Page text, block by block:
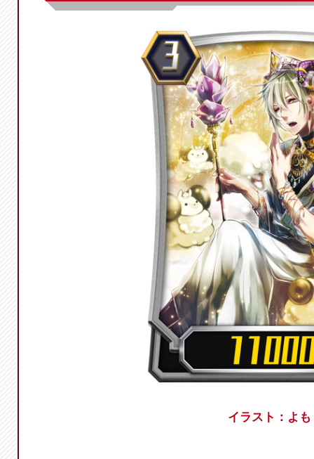
イラスト：よも